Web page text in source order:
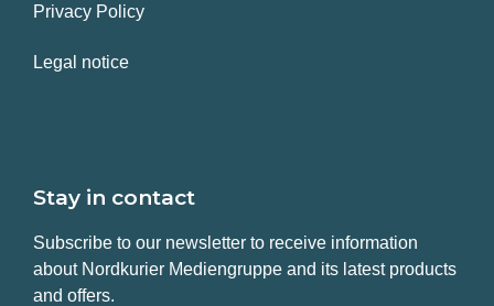
Privacy Policy
Legal notice
Stay in contact
Subscribe to our newsletter to receive information
about Nordkurier Mediengruppe and its latest products
and offers.